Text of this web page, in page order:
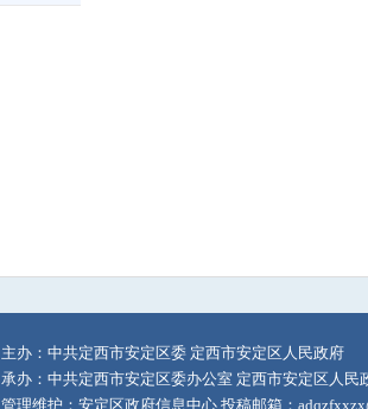
主办：中共定西市安定区委 定西市安定区人民政府
承办：中共定西市安定区委办公室 定西市安定区人民
管理维护：安定区政府信息中心 投稿邮箱：